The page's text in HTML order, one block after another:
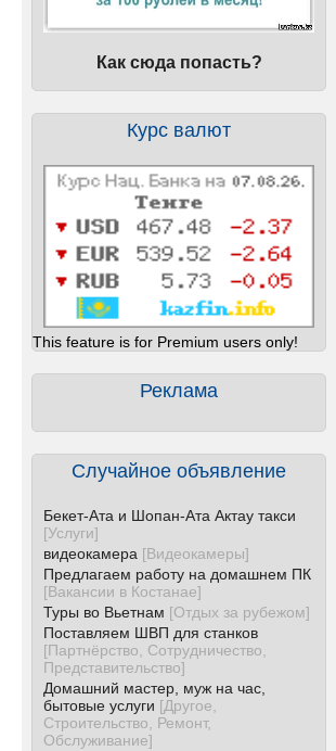
Как сюда попасть?
Курс валют
This feature is for Premium users only!
Реклама
Случайное объявление
Бекет-Ата и Шопан-Ата Актау такси
[Услуги]
видеокамера [Видеокамеры]
Предлагаем работу на домашнем ПК
[Вакансии в Костанае]
Туры во Вьетнам [Отдых за рубежом]
Поставляем ШВП для станков
[Партнёрство, Сотрудничество,
Представительство]
Домашний мастер, муж на час,
бытовые услуги [Другое,
Строительство, Ремонт,
Обслуживание]